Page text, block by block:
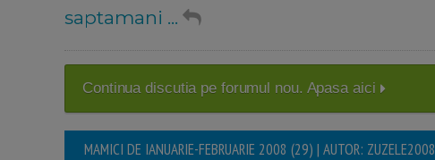
saptamani ...
Continua discutia pe forumul nou. Apasa aici
MAMICI DE IANUARIE-FEBRUARIE 2008 (29) | AUTOR: ZUZELE2008